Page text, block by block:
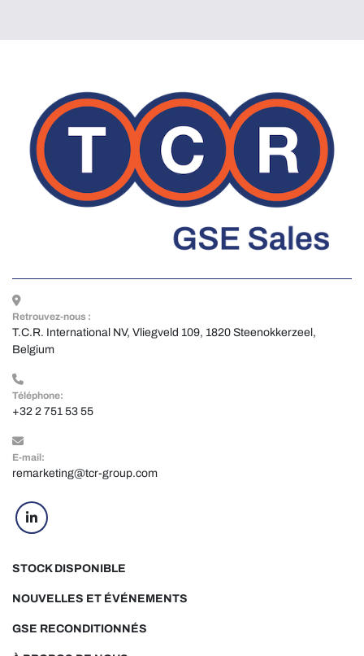
Retrouvez-nous :
T.C.R. International NV, Vliegveld 109, 1820 Steenokkerzeel,
Belgium
Téléphone:
+32 2 751 53 55
E-mail:
remarketing@tcr-group.com
linkedin
STOCK DISPONIBLE
NOUVELLES ET ÉVÉNEMENTS
GSE RECONDITIONNÉS